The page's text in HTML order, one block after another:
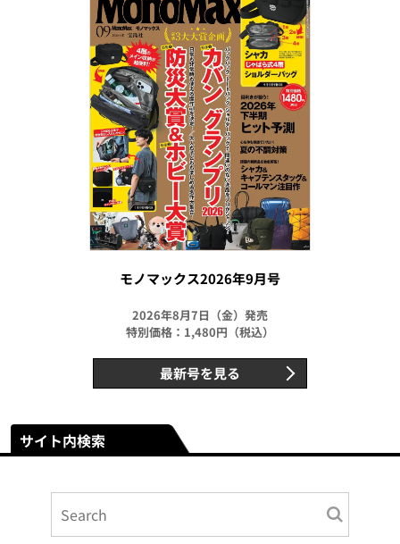
モノマックス2026年9月号
2026年8月7日（金）発売
特別価格：1,480円（税込）
最新号を見る
サイト内検索